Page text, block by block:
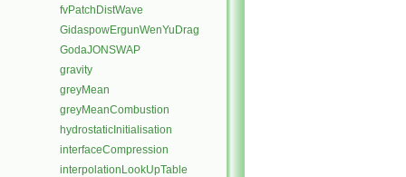
fvPatchDistWave
GidaspowErgunWenYuDrag
GodaJONSWAP
gravity
greyMean
greyMeanCombustion
hydrostaticInitialisation
interfaceCompression
interpolationLookUpTable